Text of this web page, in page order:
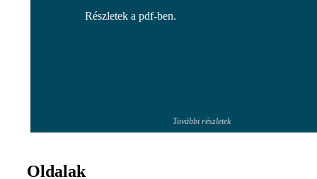
Részletek a pdf-ben.
További részletek
Oldalak